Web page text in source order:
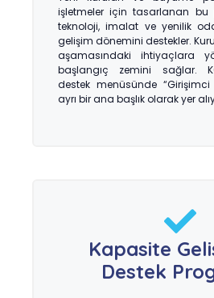
işletmeler için tasarlanan bu
teknoloji, imalat ve yenilik
gelişim dönemini destekler.
aşamasındaki ihtiyaçlara
başlangıç zemini sağlar.
destek menüsünde “Girişimci
ayrı bir ana başlık olarak yer
Kapasite
Destek